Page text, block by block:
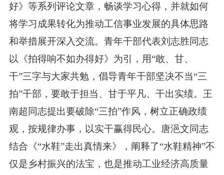
好》等系列评论文章，畅谈学习心得，并就如何
将学习成果转化为推动工信事业发展的具体思路
和举措展开深入交流。青年干部代表刘志胜同志
以《拍得响不如办得好》为引，用“敢、甘、
干”三字与大家共勉，倡导青年干部坚决不当“三
拍”干部，要敢于担当、甘于平凡、干出实绩。王
南超同志提出要破除“三拍”作风，树立正确政绩
观，按规律办事，以实干赢得民心。唐浥文同志
结合《“水鞋”走出真情来》，阐释了“水鞋精神”不
仅是乡村振兴的法宝，也是推动工业经济高质量